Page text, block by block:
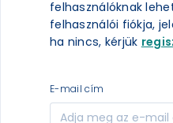
felhasználóknak
felhasználói fiókja,
ha nincs, kérjük
e-mail cím